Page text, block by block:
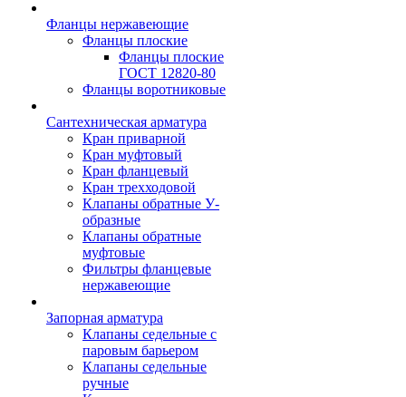
Фланцы нержавеющие
Фланцы плоские
Фланцы плоские
ГОСТ 12820-80
Фланцы воротниковые
Сантехническая арматура
Кран приварной
Кран муфтовый
Кран фланцевый
Кран трехходовой
Клапаны обратные У-
образные
Клапаны обратные
муфтовые
Фильтры фланцевые
нержавеющие
Запорная арматура
Клапаны седельные с
паровым барьером
Клапаны седельные
ручные